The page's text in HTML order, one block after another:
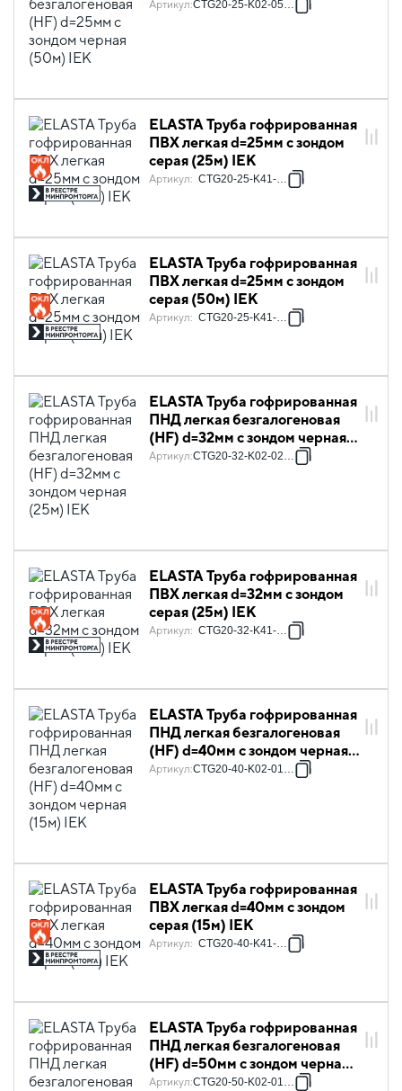
(50м) IEK
Артикул:CTG20-25-K02-050-1
ELASTA Труба гофрированная
ПВХ легкая d=25мм с зондом
серая (25м) IEK
Артикул: CTG20-25-K41-025I
ELASTA Труба гофрированная
ПВХ легкая d=25мм с зондом
серая (50м) IEK
Артикул: CTG20-25-K41-050I
ELASTA Труба гофрированная
ПНД легкая безгалогеновая
(HF) d=32мм с зондом черная
(25м) IEK
Артикул:CTG20-32-K02-025-1
ELASTA Труба гофрированная
ПВХ легкая d=32мм с зондом
серая (25м) IEK
Артикул: CTG20-32-K41-025I
ELASTA Труба гофрированная
ПНД легкая безгалогеновая
(HF) d=40мм с зондом черная
(15м) IEK
Артикул:CTG20-40-K02-015-1
ELASTA Труба гофрированная
ПВХ легкая d=40мм с зондом
серая (15м) IEK
Артикул: CTG20-40-K41-015I
ELASTA Труба гофрированная
ПНД легкая безгалогеновая
(HF) d=50мм с зондом черная
(15м) IEK
Артикул:CTG20-50-K02-015-1